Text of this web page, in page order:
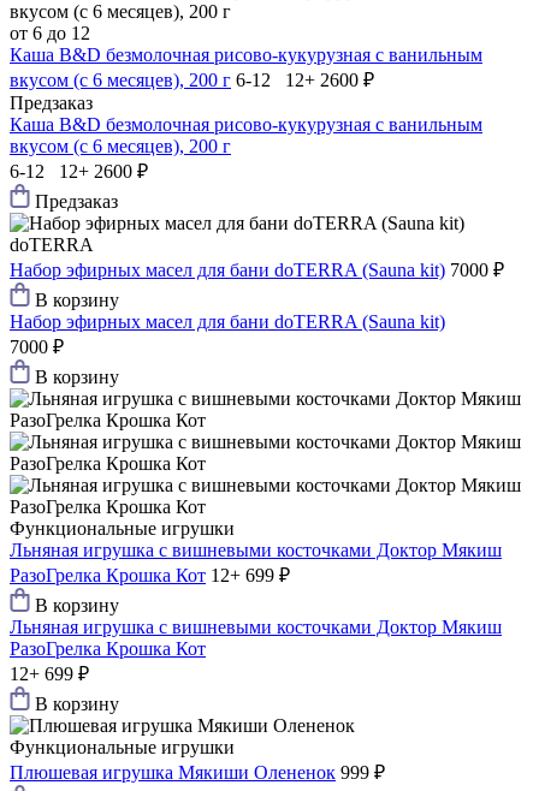
от 6 до 12
Каша B&D безмолочная рисово-кукурузная с ванильным
вкусом (с 6 месяцев), 200 г 6-12 12+ 2600 ₽
Предзаказ
Каша B&D безмолочная рисово-кукурузная с ванильным
вкусом (с 6 месяцев), 200 г
6-12 12+ 2600 ₽
Предзаказ
doTERRA
Набор эфирных масел для бани doTERRA (Sauna kit) 7000 ₽
В корзину
Набор эфирных масел для бани doTERRA (Sauna kit)
7000 ₽
В корзину
Функциональные игрушки
Льняная игрушка с вишневыми косточками Доктор Мякиш
РазоГрелка Крошка Кот 12+ 699 ₽
В корзину
Льняная игрушка с вишневыми косточками Доктор Мякиш
РазоГрелка Крошка Кот
12+ 699 ₽
В корзину
Функциональные игрушки
Плюшевая игрушка Мякиши Олененок 999 ₽